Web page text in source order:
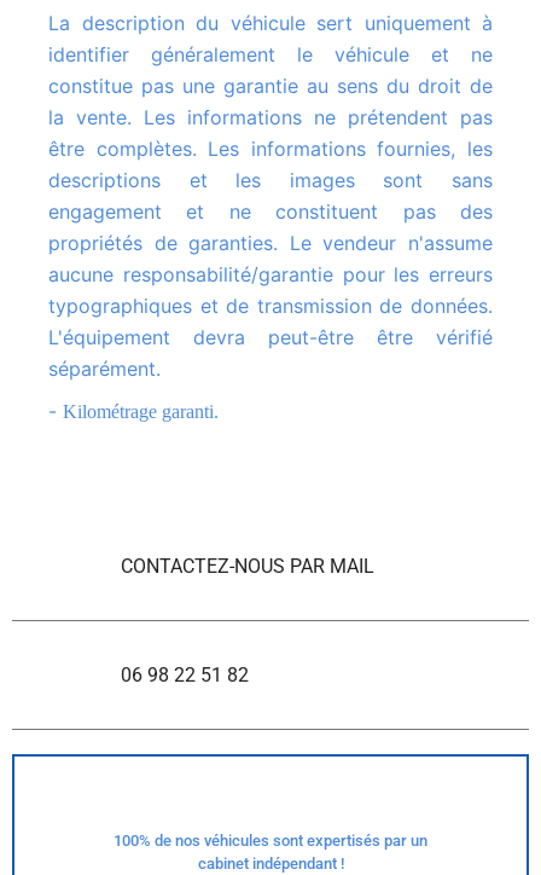
La description du véhicule sert uniquement à
identifier généralement le véhicule et ne
constitue pas une garantie au sens du droit de
la vente. Les informations ne prétendent pas
être complètes. Les informations fournies, les
descriptions et les images sont sans
engagement et ne constituent pas des
propriétés de garanties. Le vendeur n'assume
aucune responsabilité/garantie pour les erreurs
typographiques et de transmission de données.
L'équipement devra peut-être être vérifié
séparément.
Kilométrage garanti.
CONTACTEZ-NOUS PAR MAIL
06 98 22 51 82
100% de nos véhicules sont expertisés par un
cabinet indépendant !